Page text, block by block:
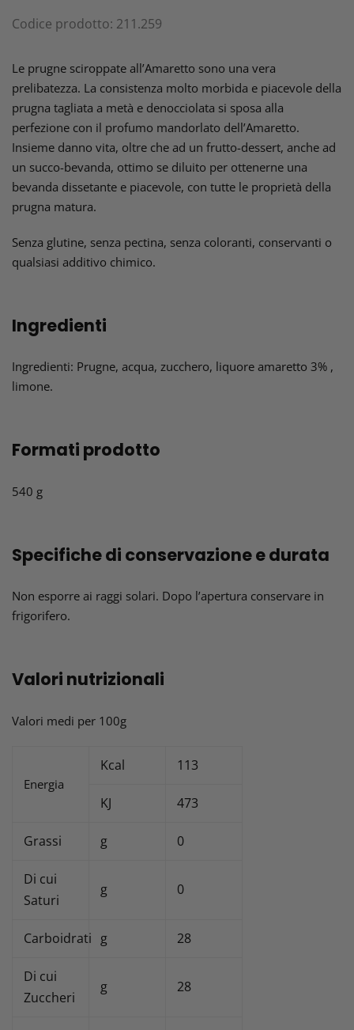
Codice prodotto: 211.259
del
prodotto
nel
carrello
Le prugne sciroppate all’Amaretto sono una vera
prelibatezza. La consistenza molto morbida e piacevole della
prugna tagliata a metà e denocciolata si sposa alla
perfezione con il profumo mandorlato dell’Amaretto.
Insieme danno vita, oltre che ad un frutto-dessert, anche ad
un succo-bevanda, ottimo se diluito per ottenerne una
bevanda dissetante e piacevole, con tutte le proprietà della
prugna matura.
Senza glutine, senza pectina, senza coloranti, conservanti o
qualsiasi additivo chimico.
Ingredienti
Ingredienti: Prugne, acqua, zucchero, liquore amaretto 3% ,
limone.
Formati prodotto
540 g
Specifiche di conservazione e durata
Non esporre ai raggi solari. Dopo l’apertura conservare in
frigorifero.
Valori nutrizionali
Valori medi per 100g
Energia
Kcal 113
KJ 473
Grassi g 0
Di cui
Saturi
g 0
Carboidrati g 28
Di cui
Zuccheri
g 28